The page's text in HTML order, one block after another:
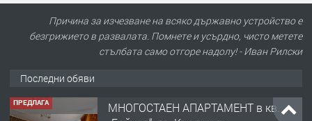
Причина за изчезване на всяко държавно устройство е
безгрижието в развалата. Помнете и усърдно, чисто метете
стълбата само отгоре надолу! - Иван Рилски
Последни обяви
ПРЕДЛАГА сондажи за вода почистване